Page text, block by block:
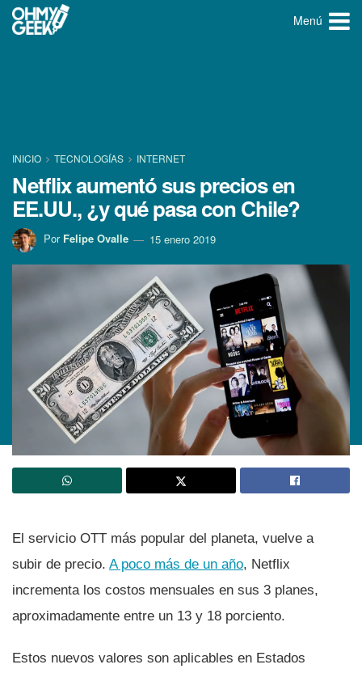
Menú
INICIO TECNOLOGÍ­AS INTERNET
Netflix aumentó sus precios en
EE.UU., ¿y qué pasa con Chile?
Por Felipe Ovalle 15 enero 2019
El servicio OTT más popular del planeta, vuelve a
subir de precio. A poco más de un año, Netflix
incrementa los costos mensuales en sus 3 planes,
aproximadamente entre un 13 y 18 porciento.
Estos nuevos valores son aplicables en Estados